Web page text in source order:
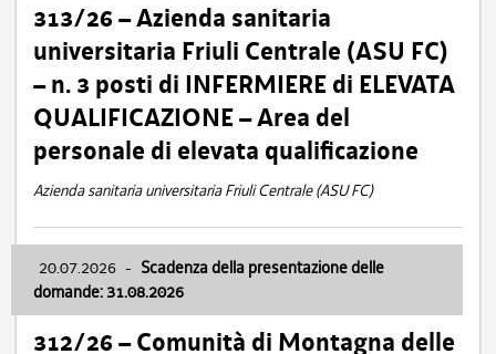
313/26 – Azienda sanitaria
universitaria Friuli Centrale (ASU FC)
– n. 3 posti di INFERMIERE di ELEVATA
QUALIFICAZIONE – Area del
personale di elevata qualificazione
Azienda sanitaria universitaria Friuli Centrale (ASU FC)
20.07.2026 - Scadenza della presentazione delle
domande: 31.08.2026
312/26 – Comunità di Montagna delle